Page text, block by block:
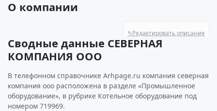
О компании
✎Редактировать описание
Сводные данные СЕВЕРНАЯ
КОМПАНИЯ ООО
В телефонном справочнике Arhpage.ru компания северная
компания ооо расположена в разделе «Промышленное
оборудование», в рубрике Котельное оборудование под
номером 719969.